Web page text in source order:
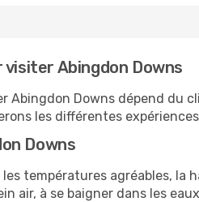
Abingdon Downs
Abingdon Downs dépend du
les différentes
Downs
températures agréables,
air, à se baigner dans les